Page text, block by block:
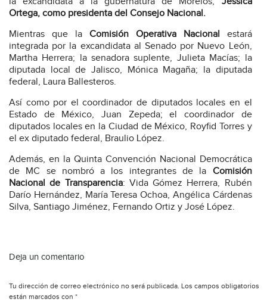
Ortega, como presidenta del Consejo Nacional.
Mientras que la Comisión Operativa Nacional estará
integrada por la excandidata al Senado por Nuevo León,
Martha Herrera; la senadora suplente, Julieta Macías; la
diputada local de Jalisco, Mónica Magaña; la diputada
federal, Laura Ballesteros.
Así como por el coordinador de diputados locales en el
Estado de México, Juan Zepeda; el coordinador de
diputados locales en la Ciudad de México, Royfid Torres y
el ex diputado federal, Braulio López.
Además, en la Quinta Convención Nacional Democrática
de MC se nombró a los integrantes de la Comisión
Nacional de Transparencia: Vida Gómez Herrera, Rubén
Darío Hernández, María Teresa Ochoa, Angélica Cárdenas
Silva, Santiago Jiménez, Fernando Ortiz y José López.
Deja un comentario
Tu dirección de correo electrónico no será publicada. Los campos obligatorios
están marcados con *